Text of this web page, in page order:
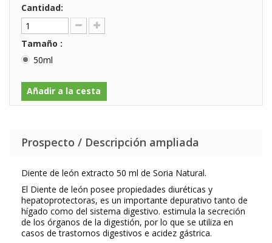
Cantidad:
Tamaño :
50ml
Añadir a la cesta
Prospecto / Descripción ampliada
Diente de león extracto 50 ml de Soria Natural.
El Diente de león posee propiedades diuréticas y
hepatoprotectoras, es un importante depurativo tanto de
hígado como del sistema digestivo. estimula la secreción
de los órganos de la digestión, por lo que se utiliza en
casos de trastornos digestivos e acidez gástrica.